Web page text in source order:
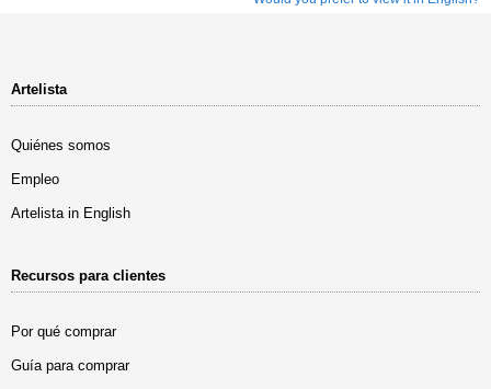
Artelista
Quiénes somos
Empleo
Artelista in English
Recursos para clientes
Por qué comprar
Guía para comprar